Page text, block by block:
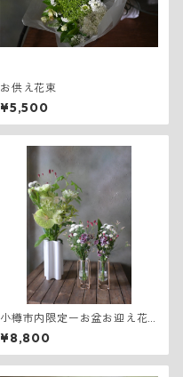
お供え花束
¥5,500
小樽市内限定ーお盆お迎え花
一式 Mサイズ
¥8,800